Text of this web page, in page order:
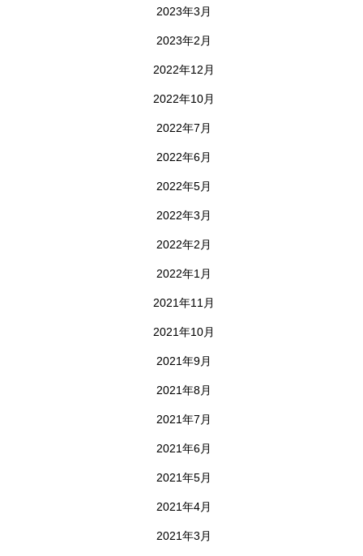
2023年3月
2023年2月
2022年12月
2022年10月
2022年7月
2022年6月
2022年5月
2022年3月
2022年2月
2022年1月
2021年11月
2021年10月
2021年9月
2021年8月
2021年7月
2021年6月
2021年5月
2021年4月
2021年3月